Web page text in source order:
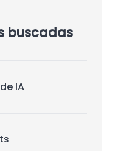
buscadas
IA